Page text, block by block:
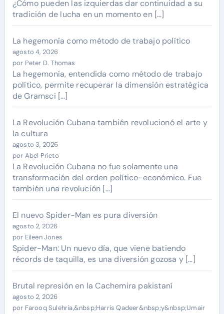
¿Cómo pueden las izquierdas dar continuidad a su
tradición de lucha en un momento en […]
La hegemonía como método de trabajo político
agosto 4, 2026
por Peter D. Thomas
La hegemonía, entendida como método de trabajo
político, permite recuperar la dimensión estratégica
de Gramsci […]
La Revolución Cubana también revolucionó el arte y
la cultura
agosto 3, 2026
por Abel Prieto
La Revolución Cubana no fue solamente una
transformación del orden político-económico. Fue
también una revolución […]
El nuevo Spider-Man es pura diversión
agosto 2, 2026
por Eileen Jones
Spider-Man: Un nuevo día, que viene batiendo
récords de taquilla, es una diversión gozosa y […]
Brutal represión en la Cachemira pakistaní
agosto 2, 2026
por Farooq Sulehria,&nbsp;Harris Qadeer&nbsp;y&nbsp;Umair